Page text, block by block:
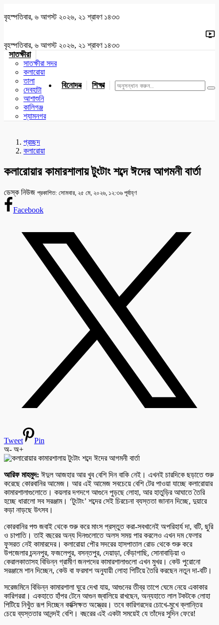
বৃহস্পতিবার, ৬ আগস্ট ২০২৬, ২১ শ্রাবণ ১৪৩৩
বৃহস্পতিবার, ৬ আগস্ট ২০২৬, ২১ শ্রাবণ ১৪৩৩
সাতক্ষীরা
সাতক্ষীরা সদর
কলারোয়া
তালা
দেবহাটা
আশাশুনি
কালিগঞ্জ
শ্যামনগর
বিনোদন শিক্ষা খেলাধুলা জাতীয় যশোর
প্রচ্ছদ
কলারোয়া
কলারোয়ার কামারশালায় টুংটাং শব্দে ঈদের আগমনী বার্তা
ডেস্ক নিউজ প্রকাশিত: সোমবার, ২৫ মে, ২০২৬, ১২:৩৬ পূর্বাহ্ণ
Facebook
Tweet
Pin
অ- অ+
আরিফ মাহমুদ: ঈদুল আজহার আর খুব বেশি দিন বাকি নেই। এখনই চারদিকে ছড়াতে শুরু
করেছে কোরবানির আমেজ। আর এই আমেজ সবচেয়ে বেশি টের পাওয়া যাচ্ছে কলারোয়ার
কামারশালাগুলোতে। কয়লার দগদগে আগুনে পুড়ছে লোহা, আর হাতুড়ির আঘাতে তৈরি
হচ্ছে ধারালো সব সরঞ্জাম। ‘টুংটাং’ শব্দের সেই চিরচেনা ব্যস্ততা জানান দিচ্ছে, দুয়ারে
কড়া নাড়ছে উৎসব।
কোরবানির পশু জবাই থেকে শুরু করে মাংস প্রস্তুত করা-সবখানেই অপরিহার্য দা, বটি, ছুরি
ও চাপাতি। তাই বছরের অন্য দিনগুলোতে অলস সময় পার করলেও এখন দম ফেলার
ফুসরত নেই কামারদের। কলারোয়া পৌর সদরের হাসপাতাল রোড থেকে শুরু করে
উপজেলার চন্দনপুর, ফজলেপুর, বসন্তপুর, দেয়াড়া, কেঁড়াগাছি, সোনাবাড়িয়া ও
কেরালকাতাসহ বিভিন্ন গ্রামীণ জনপদের কামারশালাগুলো এখন মুখর। কেউ পুরোনো
সরঞ্জামে শান দিচ্ছেন, কেউ বা ফরমাশ অনুযায়ী লোহা পিটিয়ে তৈরি করছেন নতুন দা-বটি।
সরেজমিনে বিভিন্ন কামারশালা ঘুরে দেখা যায়, আগুনের তীব্র তাপে ঘেমে নেয়ে একাকার
কারিগররা। একহাতে হাঁপর টেনে আগুন জ্বালিয়ে রাখছেন, অন্যহাতে লাল টকটকে লোহা
পিটিয়ে নিখুঁত রূপ দিচ্ছেন কাক্সিক্ষত অস্ত্রের। তবে কারিগরদের চোখে-মুখে ক্লান্তির
চেয়ে ব্যস্ততার আনন্দই বেশি। বছরের এই একটা সময়েই যে তাঁদের সুদিন ফেরে!